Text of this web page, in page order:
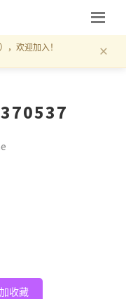
），欢迎加入！ ×
收藏